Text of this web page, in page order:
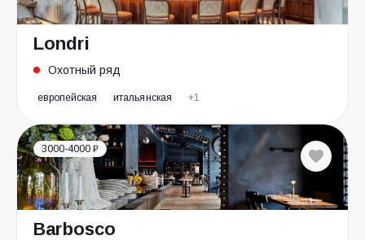
Londri
Охотный ряд
европейская итальянская +1
3000-4000 ₽
Barbosco